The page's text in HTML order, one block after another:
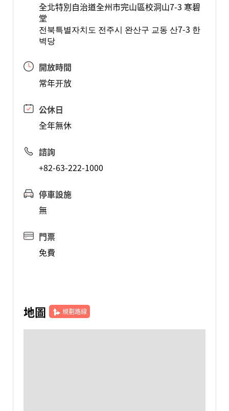
全北特別自治道全州市完山區校洞山7-3 寒碧
堂
전북특별자치도 전주시 완산구 교동 산7-3 한
벽당
開放時間
常年开放
公休日
全年無休
諮詢
+82-63-222-1000
停車設施
無
門票
免費
地圖 規劃路線